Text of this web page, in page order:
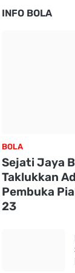
INFO BOLA
BOLA
Sejati Jaya
Taklukkan
Pembuka
23